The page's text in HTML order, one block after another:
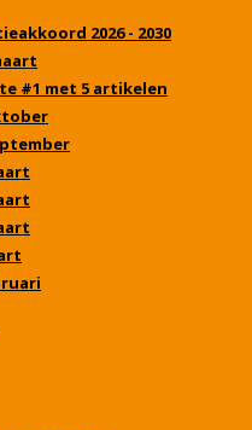
2026 - 2030
#1 met 5 artikelen